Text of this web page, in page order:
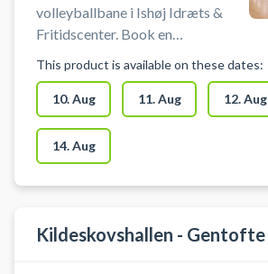
volleyballbane i Ishøj Idræts &
Fritidscenter. Book en
på en af volleyballbanerne i
hallerne ved Ishøj Idræts &
Fritidscenter. Medbring selv bold.
Gratis parkering findes ved hallen.
This product is available on these dates:
10. Aug 11. Aug 12. Aug
14. Aug
Kildeskovshallen - Gentofte